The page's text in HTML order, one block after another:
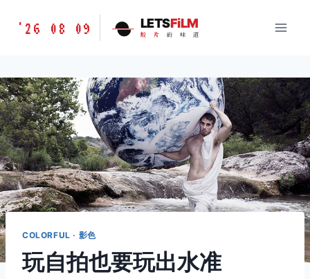
胶
味
道
LETSFILM
'26 08 09 LETSFiLM
胶 片 的 味 道
COLORFUL · 影色
玩自拍也要玩出水准